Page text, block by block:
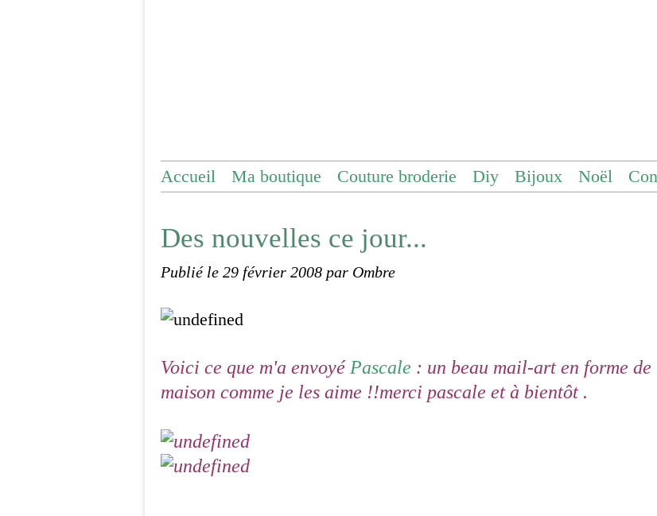
Accueil Ma boutique Couture broderie Diy Bijoux Noël
Des nouvelles ce jour...
Publié le 29 février 2008 par Ombre
Voici ce que m'a envoyé Pascale : un beau mail-art en forme de
maison comme je les aime !!merci pascale et à bientôt .